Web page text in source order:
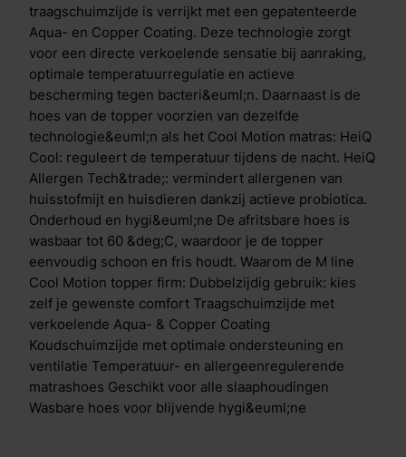
traagschuimzijde is verrijkt met een gepatenteerde
Aqua- en Copper Coating. Deze technologie zorgt
voor een directe verkoelende sensatie bij aanraking,
optimale temperatuurregulatie en actieve
bescherming tegen bacteri&euml;n. Daarnaast is de
hoes van de topper voorzien van dezelfde
technologie&euml;n als het Cool Motion matras: HeiQ
Cool: reguleert de temperatuur tijdens de nacht. HeiQ
Allergen Tech&trade;: vermindert allergenen van
huisstofmijt en huisdieren dankzij actieve probiotica.
Onderhoud en hygi&euml;ne De afritsbare hoes is
wasbaar tot 60 &deg;C, waardoor je de topper
eenvoudig schoon en fris houdt. Waarom de M line
Cool Motion topper firm: Dubbelzijdig gebruik: kies
zelf je gewenste comfort Traagschuimzijde met
verkoelende Aqua- & Copper Coating
Koudschuimzijde met optimale ondersteuning en
ventilatie Temperatuur- en allergeenregulerende
matrashoes Geschikt voor alle slaaphoudingen
Wasbare hoes voor blijvende hygi&euml;ne